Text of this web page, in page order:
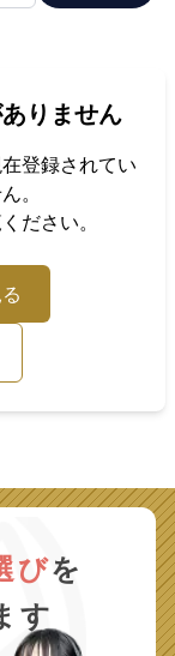
りません
登録されてい
。
ださい。
びを
す